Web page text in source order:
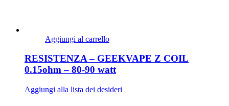
Aggiungi al carrello
RESISTENZA – GEEKVAPE Z COIL
0.15ohm – 80-90 watt
Aggiungi alla lista dei desideri